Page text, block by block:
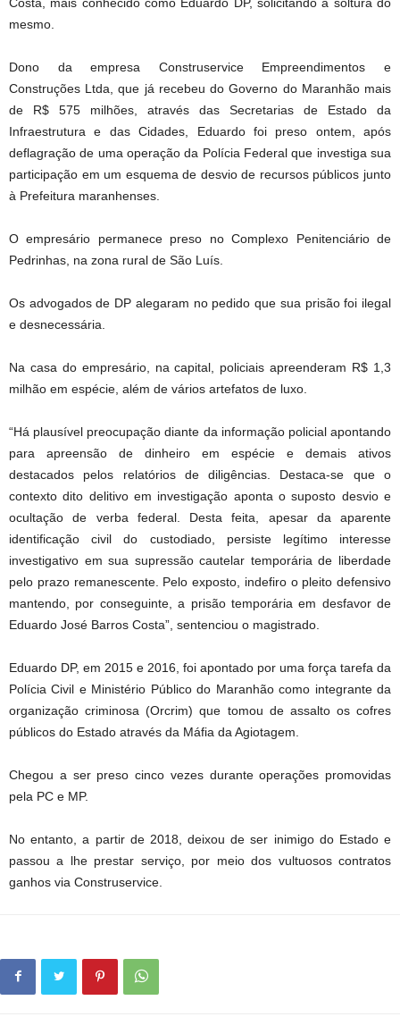
mesmo.
Dono da empresa Construservice Empreendimentos e
Construções Ltda, que já recebeu do Governo do Maranhão mais
de R$ 575 milhões, através das Secretarias de Estado da
Infraestrutura e das Cidades, Eduardo foi preso ontem, após
deflagração de uma operação da Polícia Federal que investiga sua
participação em um esquema de desvio de recursos públicos junto
à Prefeitura maranhenses.
O empresário permanece preso no Complexo Penitenciário de
Pedrinhas, na zona rural de São Luís.
Os advogados de DP alegaram no pedido que sua prisão foi ilegal
e desnecessária.
Na casa do empresário, na capital, policiais apreenderam R$ 1,3
milhão em espécie, além de vários artefatos de luxo.
“Há plausível preocupação diante da informação policial apontando
para apreensão de dinheiro em espécie e demais ativos
destacados pelos relatórios de diligências. Destaca-se que o
contexto dito delitivo em investigação aponta o suposto desvio e
ocultação de verba federal. Desta feita, apesar da aparente
identificação civil do custodiado, persiste legítimo interesse
investigativo em sua supressão cautelar temporária de liberdade
pelo prazo remanescente. Pelo exposto, indefiro o pleito defensivo
mantendo, por conseguinte, a prisão temporária em desfavor de
Eduardo José Barros Costa”, sentenciou o magistrado.
Eduardo DP, em 2015 e 2016, foi apontado por uma força tarefa da
Polícia Civil e Ministério Público do Maranhão como integrante da
organização criminosa (Orcrim) que tomou de assalto os cofres
públicos do Estado através da Máfia da Agiotagem.
Chegou a ser preso cinco vezes durante operações promovidas
pela PC e MP.
No entanto, a partir de 2018, deixou de ser inimigo do Estado e
passou a lhe prestar serviço, por meio dos vultuosos contratos
ganhos via Construservice.